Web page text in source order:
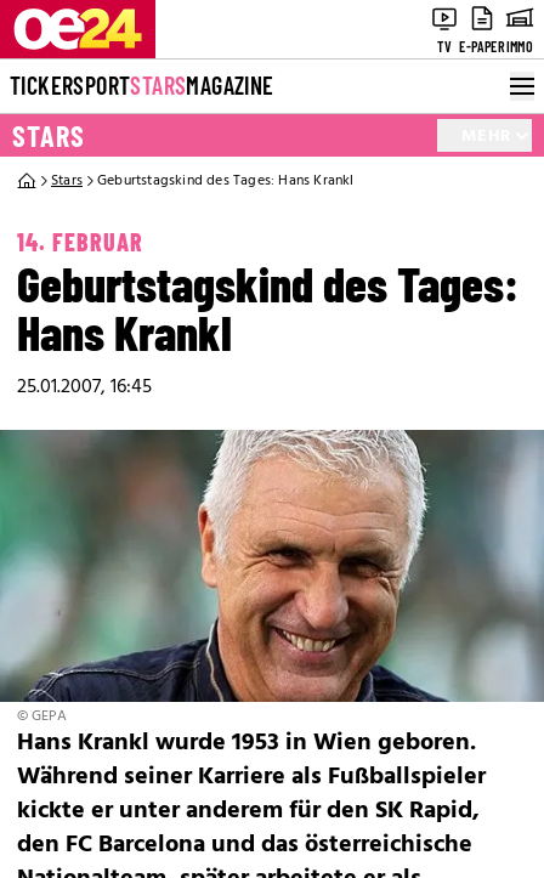
TV E-PAPERIMMO
TICKERSPORTSTARSMAGAZINE
STARS
Stars Geburtstagskind des Tages: Hans Krankl
14. FEBRUAR
Geburtstagskind des Tages:
Hans Krankl
25.01.2007, 16:45
© GEPA
Hans Krankl wurde 1953 in Wien geboren.
Während seiner Karriere als Fußballspieler
kickte er unter anderem für den SK Rapid,
den FC Barcelona und das österreichische